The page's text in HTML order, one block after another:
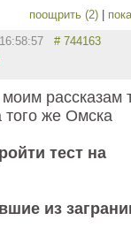
поощрить (2)
# 744163
рассказам
того же Омска
тест на
из